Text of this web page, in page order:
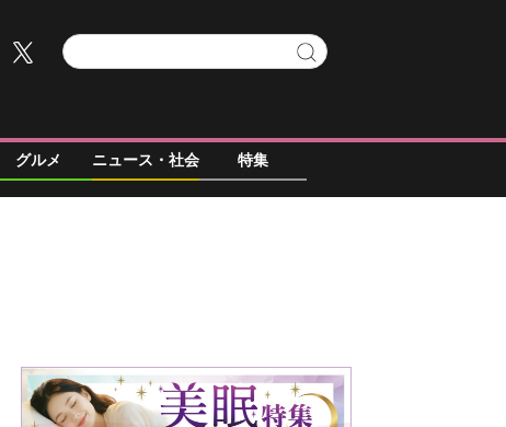
グルメ ニュース・社会 特集